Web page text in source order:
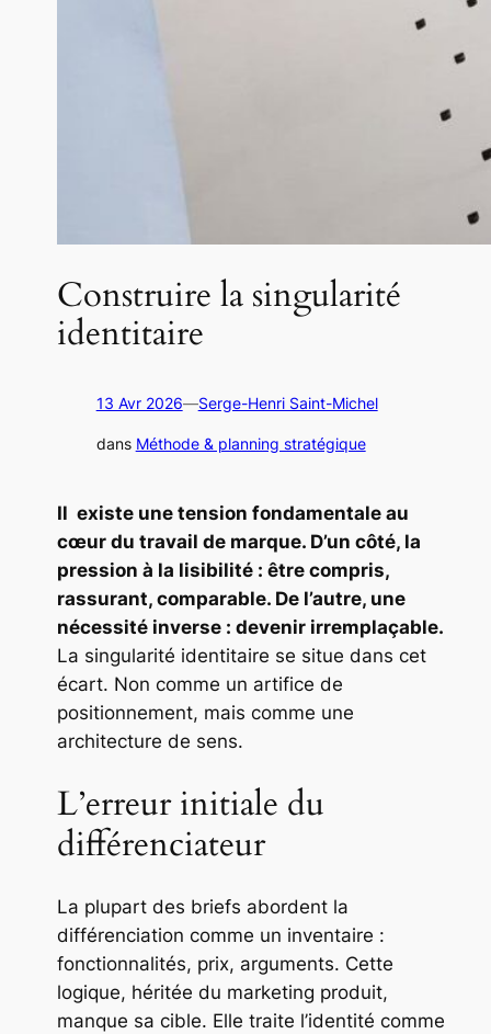
Construire la singularité
identitaire
13 Avr 2026—Serge-Henri Saint-Michel
dans Méthode & planning stratégique
Il existe une tension fondamentale au
cœur du travail de marque. D’un côté, la
pression à la lisibilité : être compris,
rassurant, comparable. De l’autre, une
nécessité inverse : devenir irremplaçable.
La singularité identitaire se situe dans cet
écart. Non comme un artifice de
positionnement, mais comme une
architecture de sens.
L’erreur initiale du
différenciateur
La plupart des briefs abordent la
différenciation comme un inventaire :
fonctionnalités, prix, arguments. Cette
logique, héritée du marketing produit,
manque sa cible. Elle traite l’identité comme